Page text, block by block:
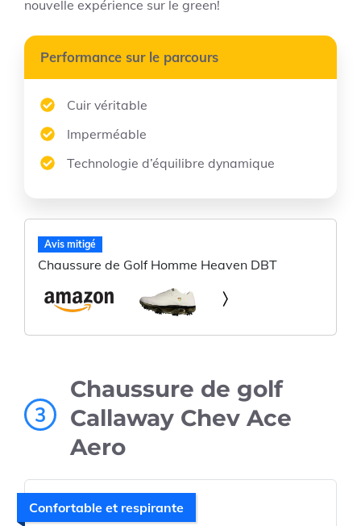
nouvelle expérience sur le green!
Performance sur le parcours
Cuir véritable
Imperméable
Technologie d’équilibre dynamique
Avis mitigé
Chaussure de Golf Homme Heaven DBT
3
Chaussure de golf
Callaway Chev Ace
Aero
Confortable et respirante